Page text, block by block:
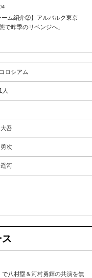
ーム紹介②】アルバルク東京
で昨季のリベンジへ」
ロシアム
人
吾
次
河
で八村塁＆河村勇輝の共演を無